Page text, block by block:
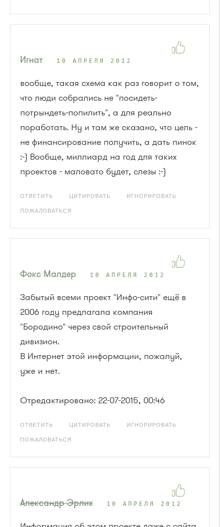
Игнат 10 АПРЕЛЯ 2012
вообще, такая схема как раз говорит о том,
что люди собрались не "посидеть-
потрындеть-попилить", а для реально
поработать. Ну и там же сказано, что цель -
не финансирование получить, а дать пинок
:-) Вообще, миллиард на год для таких
проектов - маловато будет, слезы :-)
ОТВЕТИТЬ ЦИТИРОВАТЬ ИГНОРИРОВАТЬ
ПОЖАЛОВАТЬСЯ
Фокс Малдер 10 АПРЕЛЯ 2012
Забытый всеми проект "Инфо-сити" ещё в
2006 году предлагала компания
"Бородино" через свой строительный
дивизион.
В Интернет этой информации, пожалуй,
уже и нет.
Отредактировано: 22-07-2015, 00:46
ОТВЕТИТЬ ЦИТИРОВАТЬ ИГНОРИРОВАТЬ
ПОЖАЛОВАТЬСЯ
Александр Эрлих 10 АПРЕЛЯ 2012